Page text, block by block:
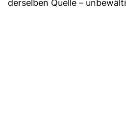
derselben Quelle –